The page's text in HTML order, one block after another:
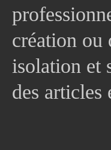
création ou
isolation et
des